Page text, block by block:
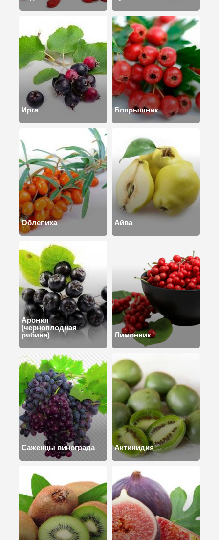
Ирга Боярышник
Облепиха Айва
Арония
(черноплодная
рябина)
Лимонник
Саженцы винограда Актинидия